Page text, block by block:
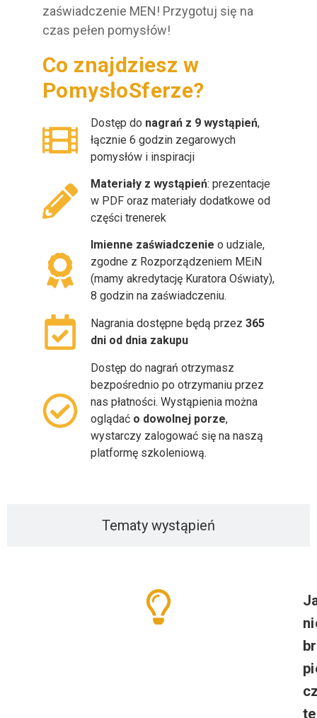
Tematy wystąpień
zaświadczenie MEN! Przygotuj się na
czas pełen pomysłów!
Co znajdziesz w
PomysłoSferze?
Dostęp do nagrań z 9 wystąpień,
łącznie 6 godzin zegarowych
pomysłów i inspiracji
Materiały z wystąpień: prezentacje
w PDF oraz materiały dodatkowe od
części trenerek
Imienne zaświadczenie o udziale,
zgodne z Rozporządzeniem MEiN
(mamy akredytację Kuratora Oświaty),
8 godzin na zaświadczeniu.
Nagrania dostępne będą przez 365
dni od dnia zakupu
Dostęp do nagrań otrzymasz
bezpośrednio po otrzymaniu przez
nas płatności. Wystąpienia można
oglądać o dowolnej porze,
wystarczy zalogować się na naszą
platformę szkoleniową.